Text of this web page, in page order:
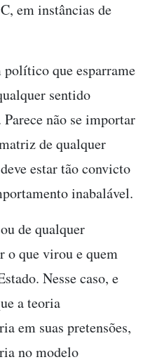
em instâncias de
que esparrame
sentido
não se importar
de qualquer
estar tão convicto
inabalável.
de qualquer
o que virou e quem
Nesse caso, e
a teoria
em suas pretensões,
no modelo